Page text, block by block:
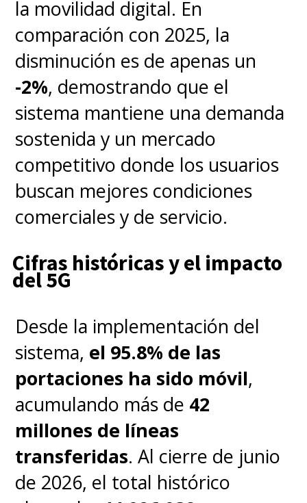
la movilidad digital. En
comparación con 2025, la
disminución es de apenas un
-2%, demostrando que el
sistema mantiene una demanda
sostenida y un mercado
competitivo donde los usuarios
buscan mejores condiciones
comerciales y de servicio.
Cifras históricas y el impacto
del 5G
Desde la implementación del
sistema, el 95.8% de las
portaciones ha sido móvil,
acumulando más de 42
millones de líneas
transferidas. Al cierre de junio
de 2026, el total histórico